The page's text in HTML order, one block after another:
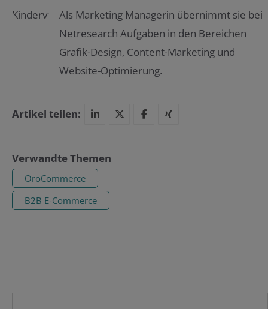
Als Marketing Managerin übernimmt sie bei
Netresearch Aufgaben in den Bereichen
Grafik-Design, Content-Marketing und
Website-Optimierung.
Artikel teilen:
Verwandte Themen
OroCommerce
B2B E-Commerce